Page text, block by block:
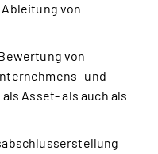
von
von
und
Asset- als auch als